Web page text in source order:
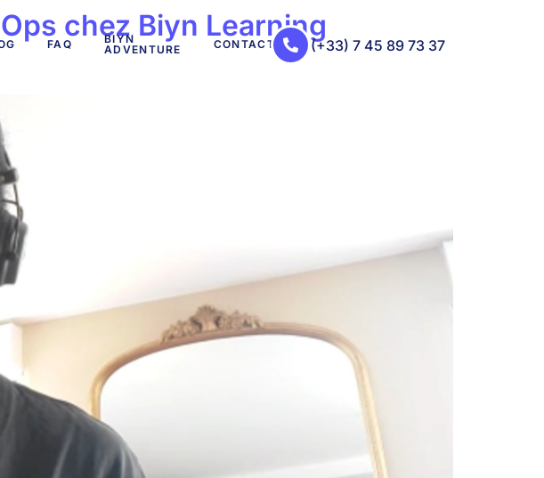
FAQ
BIYN
ADVENTURE
CONTACT (+33) 7 45 89 73 37
chez Biyn Learning